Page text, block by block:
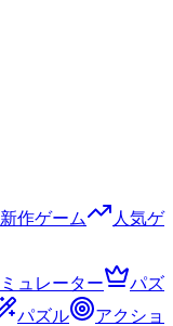
新作ゲーム
人気ゲ
ュレーター
パズ
パズル
アクショ